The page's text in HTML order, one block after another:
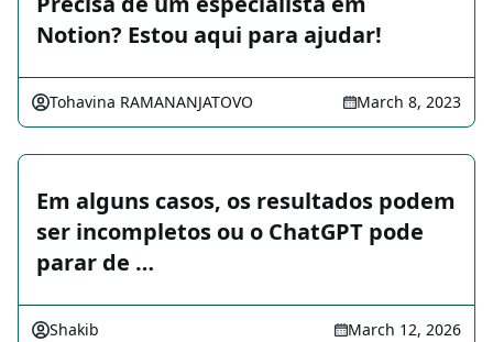
Notion? Estou aqui para ajudar!
Tohavina RAMANANJATOVO March 8, 2023
Em alguns casos, os resultados podem
ser incompletos ou o ChatGPT pode
parar de …
Shakib March 12, 2026